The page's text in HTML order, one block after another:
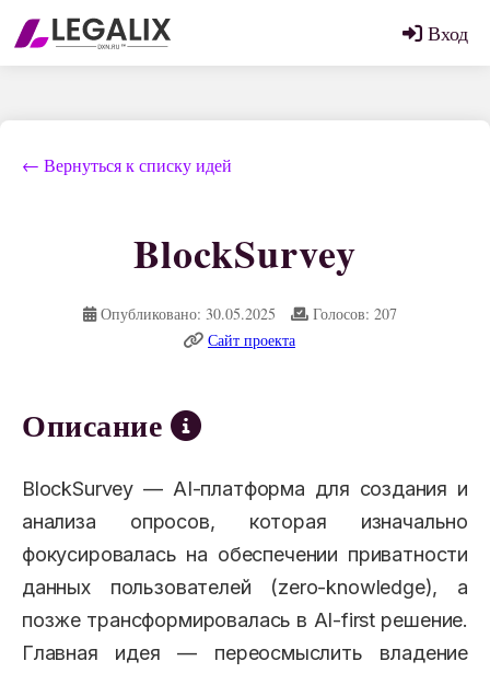
Вход
← Вернуться к списку идей
BlockSurvey
Опубликовано: 30.05.2025
Голосов: 207
Сайт проекта
Описание
BlockSurvey — AI-платформа для создания и
анализа опросов, которая изначально
фокусировалась на обеспечении приватности
данных пользователей (zero-knowledge), а
позже трансформировалась в AI-first решение.
Главная идея — переосмыслить владение